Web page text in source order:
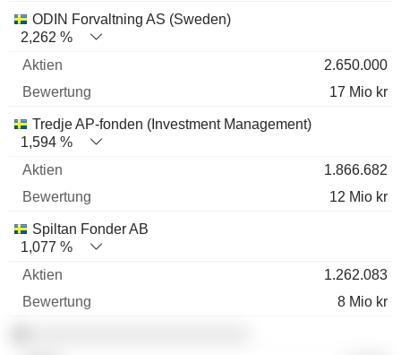
ODIN Forvaltning AS (Sweden)
2,262 %
2.650.000
17 Mio kr
Tredje AP-fonden (Investment Management)
1,594 %
1.866.682
12 Mio kr
Spiltan Fonder AB
1,077 %
1.262.083
8 Mio kr